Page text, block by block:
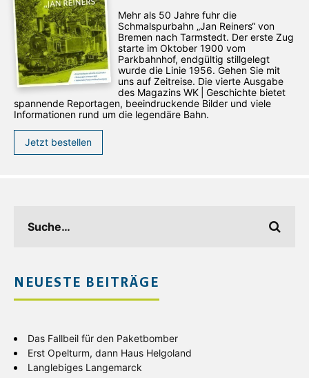
Mehr als 50 Jahre fuhr die
Schmalspurbahn „Jan ­Reiners“ von
Bremen nach Tarmstedt. Der erste Zug
starte im Oktober 1900 vom
Parkbahnhof, endgültig stillgelegt
wurde die Linie 1956. Gehen Sie mit
uns auf Zeitreise. Die vierte Ausgabe
des ­Magazins WK | Geschichte bietet
spannende Reportagen, beeindruckende Bilder und viele
Informationen rund um die legendäre Bahn.
Jetzt bestellen
NEUESTE BEITRÄGE
Das Fallbeil für den Paketbomber
Erst Opelturm, dann Haus Helgoland
Langlebiges Langemarck